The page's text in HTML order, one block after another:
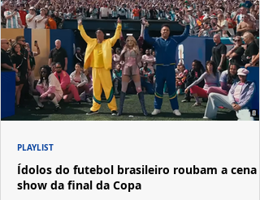
Ídolos do futebol brasileiro roubam a cena
show da final da Copa
PLAYLIST